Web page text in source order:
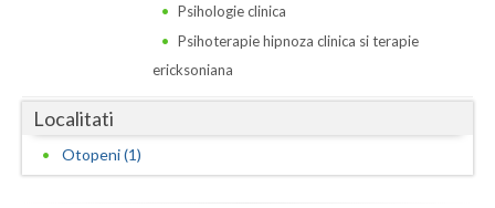
Galati
Giurgiu
Psihologie clinica
Psihoterapie hipnoza clinica si terapie
ericksoniana
Localitati
Otopeni (1)